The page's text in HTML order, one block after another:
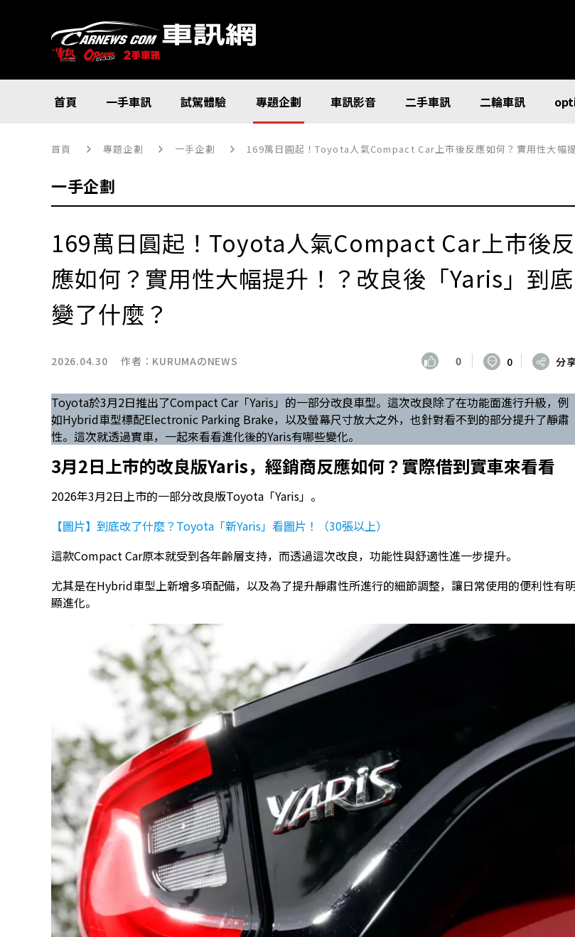
首頁 一手車訊 試駕體驗 專題企劃 車訊影音 二手車訊 二輪車訊
首頁 專題企劃 一手企劃 169萬日圓起！Toyota人氣Compact Car上市後反應如何？實用性大幅
一手企劃
169萬日圓起！Toyota人氣Compact Car上市後反
應如何？實用性大幅提升！？改良後「Yaris」到底
變了什麼？
2026.04.30 作者： KURUMAのNEWS 0 0 分
Toyota於3月2日推出了Compact Car「Yaris」的一部分改良車型。這次改良除了在功能面進行升級，例
如Hybrid車型標配Electronic Parking Brake，以及螢幕尺寸放大之外，也針對看不到的部分提升了靜肅
性。這次就透過實車，一起來看看進化後的Yaris有哪些變化。
3月2日上市的改良版Yaris，經銷商反應如何？實際借到實車來看看
2026年3月2日上市的一部分改良版Toyota「Yaris」。
【圖片】到底改了什麼？Toyota「新Yaris」看圖片！（30張以上）
這款Compact Car原本就受到各年齡層支持，而透過這次改良，功能性與舒適性進一步提升。
尤其是在Hybrid車型上新增多項配備，以及為了提升靜肅性所進行的細節調整，讓日常使用的便利性有
顯進化。